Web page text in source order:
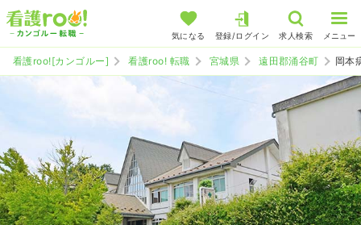
気になる 登録/ログイン 求人検索 メニュー
看護roo![カンゴルー] 看護roo! 転職 宮城県 遠田郡涌谷町 岡本